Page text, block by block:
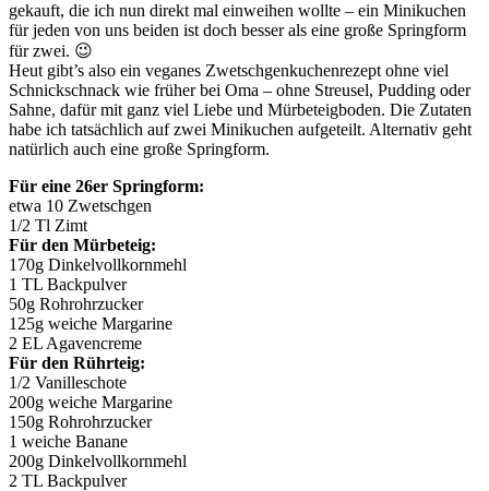
gekauft, die ich nun direkt mal einweihen wollte – ein Minikuchen
für jeden von uns beiden ist doch besser als eine große Springform
für zwei. 😉
Heut gibt’s also ein veganes Zwetschgenkuchenrezept ohne viel
Schnickschnack wie früher bei Oma – ohne Streusel, Pudding oder
Sahne, dafür mit ganz viel Liebe und Mürbeteigboden. Die Zutaten
habe ich tatsächlich auf zwei Minikuchen aufgeteilt. Alternativ geht
natürlich auch eine große Springform.
Für eine 26er Springform:
etwa 10 Zwetschgen
1/2 Tl Zimt
Für den Mürbeteig:
170g Dinkelvollkornmehl
1 TL Backpulver
50g Rohrohrzucker
125g weiche Margarine
2 EL Agavencreme
Für den Rührteig:
1/2 Vanilleschote
200g weiche Margarine
150g Rohrohrzucker
1 weiche Banane
200g Dinkelvollkornmehl
2 TL Backpulver